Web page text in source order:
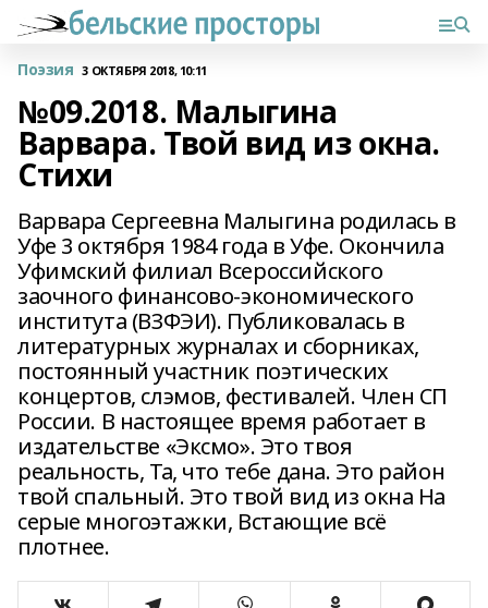
Поэзия 3 ОКТЯБРЯ 2018, 10:11
№09.2018. Малыгина
Варвара. Твой вид из окна.
Стихи
Варвара Сергеевна Малыгина родилась в
Уфе 3 октября 1984 года в Уфе. Окончила
Уфимский филиал Всероссийского
заочного финансово-экономического
института (ВЗФЭИ). Публиковалась в
литературных журналах и сборниках,
постоянный участник поэтических
концертов, слэмов, фестивалей. Член СП
России. В настоящее время работает в
издательстве «Эксмо». Это твоя
реальность, Та, что тебе дана. Это район
твой спальный. Это твой вид из окна На
серые многоэтажки, Встающие всё
плотнее.